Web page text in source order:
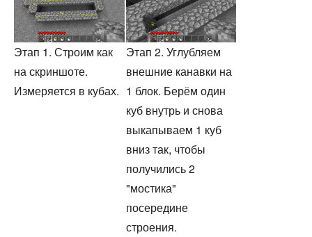
Этап 1. Строим как
на скриншоте.
Измеряется в кубах.
Этап 2. Углубляем
внешние канавки на
1 блок. Берём один
куб внутрь и снова
выкапываем 1 куб
вниз так, чтобы
получились 2
"мостика"
посередине
строения.